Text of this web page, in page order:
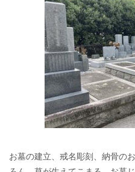
お墓の建立、戒名彫刻、納骨の